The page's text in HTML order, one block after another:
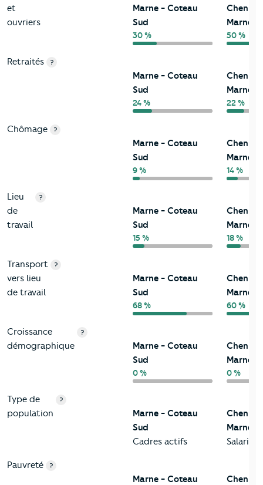
et
ouvriers
Marne - Coteau
Sud
30 %
Marne
50 %
Retraités ?
Marne - Coteau
Sud
24 %
Marne
22 %
Chômage ?
Marne - Coteau
Sud
9 %
Marne
14 %
Lieu
de
travail
?
Marne - Coteau
Sud
15 %
Marne
18 %
Transport
vers lieu
de travail
?
Marne - Coteau
Sud
68 %
Marne
60 %
Croissance
démographique
?
Marne - Coteau
Sud
0 %
Marne
0 %
Type de
population
?
Marne - Coteau
Sud
Cadres actifs
Marne
Salariés
Pauvreté ?
Marne - Coteau